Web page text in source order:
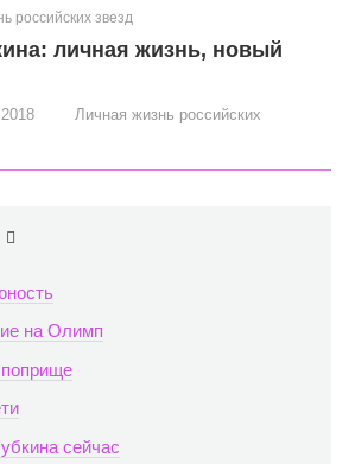
российских звезд
личная жизнь, новый
Личная жизнь российских
на Олимп
сейчас